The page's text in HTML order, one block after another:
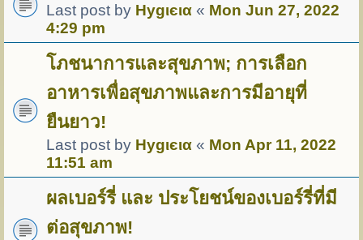
Last post by Hуgιєια « Mon Jun 27, 2022
4:29 pm
โภชนาการและสุขภาพ; การเลือก
อาหารเพื่อสุขภาพและการมีอายุที่
ยืนยาว!
Last post by Hуgιєια « Mon Apr 11, 2022
11:51 am
ผลเบอร์รี่ และ ประโยชน์ของเบอร์รี่ที่มี
ต่อสุขภาพ!